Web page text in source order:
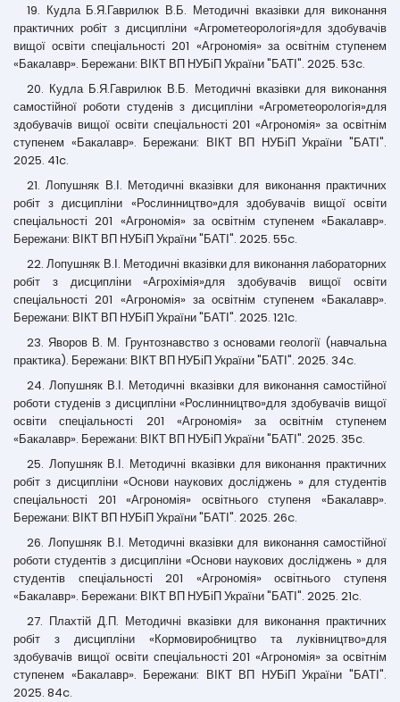
19. Кудла Б.Я.Гаврилюк В.Б. Методичні вказівки для виконання
практичних робіт з дисципліни «Агрометеорологія»для здобувачів
вищої освіти спеціальності 201 «Агрономія» за освітнім ступенем
«Бакалавр». Бережани: ВІКТ ВП НУБіП України "БАТІ". 2025. 53c.
20. Кудла Б.Я.Гаврилюк В.Б. Методичні вказівки для виконання
самостійної роботи студенів з дисципліни «Агрометеорологія»для
здобувачів вищої освіти спеціальності 201 «Агрономія» за освітнім
ступенем «Бакалавр». Бережани: ВІКТ ВП НУБіП України "БАТІ".
2025. 41c.
21. Лопушняк В.І. Методичні вказівки для виконання практичних
робіт з дисципліни «Рослинництво»для здобувачів вищої освіти
спеціальності 201 «Агрономія» за освітнім ступенем «Бакалавр».
Бережани: ВІКТ ВП НУБіП України "БАТІ". 2025. 55c.
22. Лопушняк В.І. Методичні вказівки для виконання лабораторних
робіт з дисципліни «Агрохімія»для здобувачів вищої освіти
спеціальності 201 «Агрономія» за освітнім ступенем «Бакалавр».
Бережани: ВІКТ ВП НУБіП України "БАТІ". 2025. 121c.
23. Яворов В. М. Грунтознавство з основами геології (навчальна
практика). Бережани: ВІКТ ВП НУБіП України "БАТІ". 2025. 34c.
24. Лопушняк В.І. Методичні вказівки для виконання самостійної
роботи студенів з дисципліни «Рослинництво»для здобувачів вищої
освіти спеціальності 201 «Агрономія» за освітнім ступенем
«Бакалавр». Бережани: ВІКТ ВП НУБіП України "БАТІ". 2025. 35c.
25. Лопушняк В.І. Методичні вказівки для виконання практичних
робіт з дисципліни «Основи наукових досліджень » для студентів
спеціальності 201 «Агрономія» освітнього ступеня «Бакалавр».
Бережани: ВІКТ ВП НУБіП України "БАТІ". 2025. 26c.
26. Лопушняк В.І. Методичні вказівки для виконання самостійної
роботи студентів з дисципліни «Основи наукових досліджень » для
студентів спеціальності 201 «Агрономія» освітнього ступеня
«Бакалавр». Бережани: ВІКТ ВП НУБіП України "БАТІ". 2025. 21c.
27. Плахтій Д.П. Методичні вказівки для виконання практичних
робіт з дисципліни «Кормовиробництво та луківництво»для
здобувачів вищої освіти спеціальності 201 «Агрономія» за освітнім
ступенем «Бакалавр». Бережани: ВІКТ ВП НУБіП України "БАТІ".
2025. 84c.